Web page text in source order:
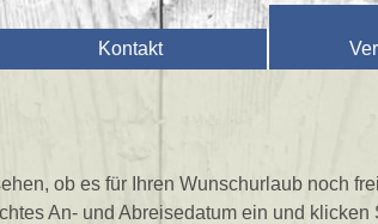
Kontakt
ob es für Ihren Wunschurlaub noch
An- und Abreisedatum ein und klicken